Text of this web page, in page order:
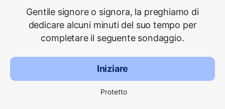
Gentile signore o signora, la preghiamo di
dedicare alcuni minuti del suo tempo per
completare il seguente sondaggio.
Iniziare
Protetto